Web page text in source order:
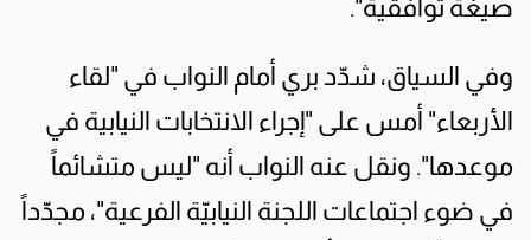
صيغة توافقية".
وفي السياق، شدّد بري أمام النواب في "لقاء
الأربعاء" أمس على "إجراء الانتخابات النيابية في
موعدها". ونقل عنه النواب أنه "ليس متشائماً
في ضوء اجتماعات اللجنة النيابيّة الفرعية"، مجدّداً